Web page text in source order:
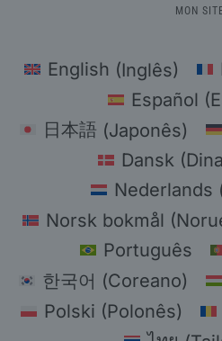
MON
English (Inglês)
Español (
日本語 (Japonês)
Dansk(
Nederlands
Norsk bokmål (
Português
한국어 (Coreano)
Polski (Polonês)